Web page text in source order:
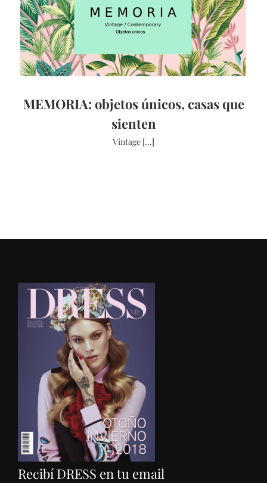
MEMORIA: objetos únicos, casas que
sienten
Vintage [...]
Recibí DRESS en tu email